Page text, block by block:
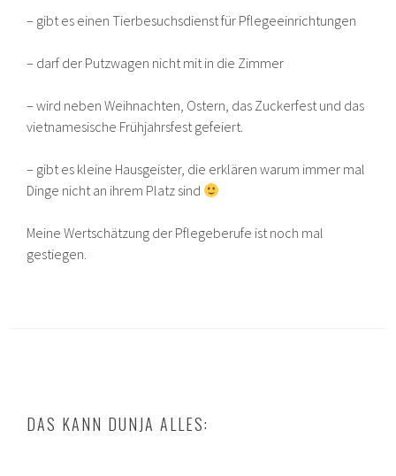
– gibt es einen Tierbesuchsdienst für Pflegeeinrichtungen
– darf der Putzwagen nicht mit in die Zimmer
– wird neben Weihnachten, Ostern, das Zuckerfest und das
vietnamesische Frühjahrsfest gefeiert.
– gibt es kleine Hausgeister, die erklären warum immer mal
Dinge nicht an ihrem Platz sind
Meine Wertschätzung der Pflegeberufe ist noch mal
gestiegen.
DAS KANN DUNJA ALLES: